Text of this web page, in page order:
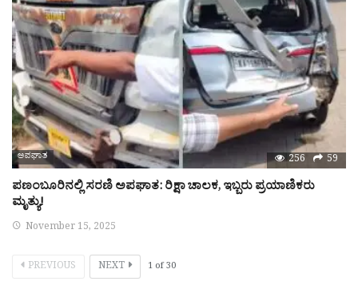
ಅಪಘಾತ 256 59
ಪಣಂಬೂರಿನಲ್ಲಿ ಸರಣಿ ಅಪಘಾತ: ರಿಕ್ಷಾ ಚಾಲಕ, ಇಬ್ಬರು ಪ್ರಯಾಣಿಕರು
ಮೃತ್ಯು!
November 15, 2025
PREVIOUS NEXT 1 of30